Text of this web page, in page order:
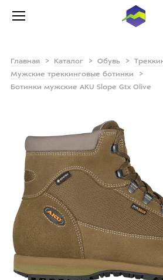
Главная Каталог Обувь
Мужские треккинговые ботинки
Ботинки мужские AKU Slope Gtx Olive